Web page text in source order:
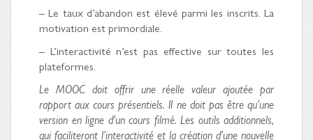
– Le taux d’abandon est élevé parmi les inscrits. La
motivation est primordiale.
– L’interactivité n’est pas effective sur toutes les
plateformes.
Le MOOC doit offrir une réelle valeur ajoutée par
rapport aux cours présentiels. Il ne doit pas être qu’une
version en ligne d’un cours filmé. Les outils additionnels,
qui faciliteront l’interactivité et la création d’une nouvelle